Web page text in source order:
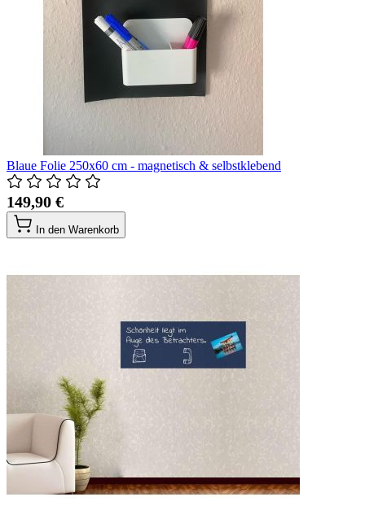
Blaue Folie 250x60 cm - magnetisch & selbstklebend
149,90 €
In den Warenkorb